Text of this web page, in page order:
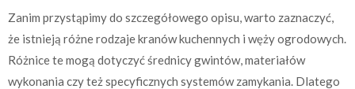
Zanim przystąpimy do szczegółowego opisu, warto zaznaczyć,
że istnieją różne rodzaje kranów kuchennych i węży ogrodowych.
Różnice te mogą dotyczyć średnicy gwintów, materiałów
wykonania czy też specyficznych systemów zamykania. Dlatego